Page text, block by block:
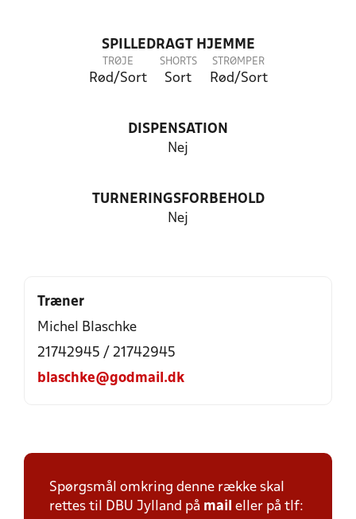
SPILLEDRAGT HJEMME
TRØJE
Rød/Sort
SHORTS
Sort
STRØMPER
Rød/Sort
DISPENSATION
Nej
TURNERINGSFORBEHOLD
Nej
Træner
Michel Blaschke
21742945 / 21742945
blaschke@godmail.dk
Spørgsmål omkring denne række skal
rettes til DBU Jylland på mail eller på tlf: